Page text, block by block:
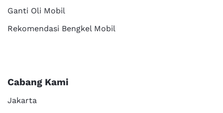
Ganti Oli Mobil
Rekomendasi Bengkel Mobil
Cabang Kami
Jakarta